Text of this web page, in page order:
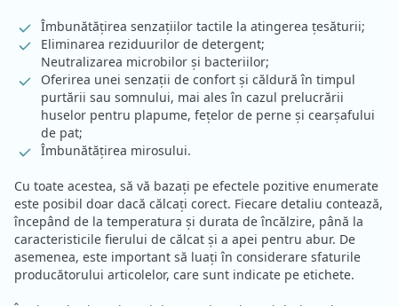
Îmbunătățirea senzațiilor tactile la atingerea țesăturii;
Eliminarea reziduurilor de detergent;
Neutralizarea microbilor și bacteriilor;
Oferirea unei senzații de confort și căldură în timpul
purtării sau somnului, mai ales în cazul prelucrării
huselor pentru plapume, fețelor de perne și cearșafului
de pat;
Îmbunătățirea mirosului.
Cu toate acestea, să vă bazați pe efectele pozitive enumerate
este posibil doar dacă călcați corect. Fiecare detaliu contează,
începând de la temperatura și durata de încălzire, până la
caracteristicile fierului de călcat și a apei pentru abur. De
asemenea, este important să luați în considerare sfaturile
producătorului articolelor, care sunt indicate pe etichete.